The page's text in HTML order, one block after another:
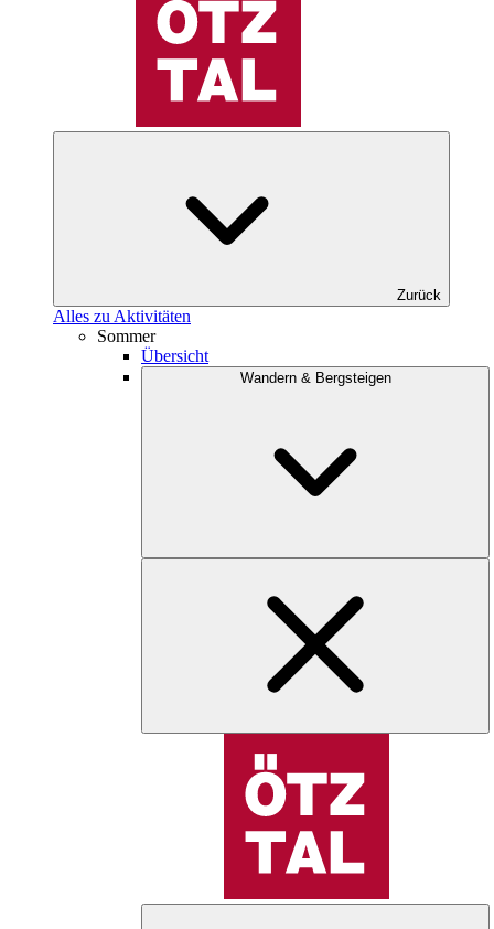
Zurück
Alles zu Aktivitäten
Sommer
Übersicht
Wandern & Bergsteigen